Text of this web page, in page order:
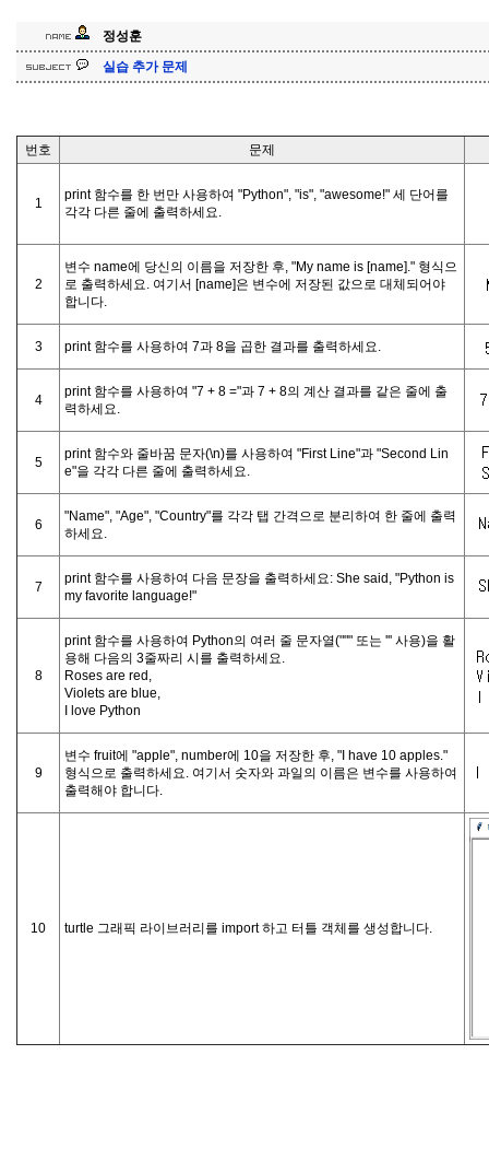
정성훈
실습 추가 문제
번호 문제
1
print 함수를 한 번만 사용하여 "Python", "is", "awesome!" 세 단어를
각각 다른 줄에 출력하세요.
2
변수 name에 당신의 이름을 저장한 후, "My name is [name]." 형식으
로 출력하세요. 여기서 [name]은 변수에 저장된 값으로 대체되어야
합니다.
3 print 함수를 사용하여 7과 8을 곱한 결과를 출력하세요.
4
print 함수를 사용하여 "7 + 8 ="과 7 + 8의 계산 결과를 같은 줄에 출
력하세요.
5
print 함수와 줄바꿈 문자(\n)를 사용하여 "First Line"과 "Second Lin
e"을 각각 다른 줄에 출력하세요.
6
"Name", "Age", "Country"를 각각 탭 간격으로 분리하여 한 줄에 출력
하세요.
7
print 함수를 사용하여 다음 문장을 출력하세요: She said, "Python is
my favorite language!"
8
print 함수를 사용하여 Python의 여러 줄 문자열(""" 또는 ''' 사용)을 활
용해 다음의 3줄짜리 시를 출력하세요.
Roses are red,
Violets are blue,
I love Python
9
변수 fruit에 "apple", number에 10을 저장한 후, "I have 10 apples."
형식으로 출력하세요. 여기서 숫자와 과일의 이름은 변수를 사용하여
출력해야 합니다.
10 turtle 그래픽 라이브러리를 import 하고 터틀 객체를 생성합니다.